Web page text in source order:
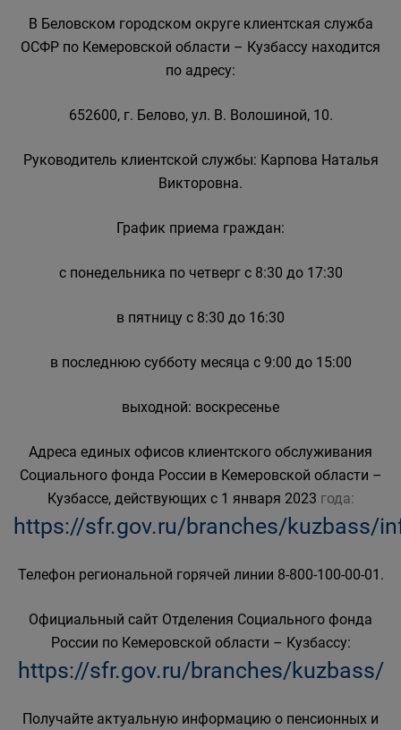
В Беловском городском округе клиентская служба
ОСФР по Кемеровской области – Кузбассу находится
по адресу:
652600, г. Белово, ул. В. Волошиной, 10.
Руководитель клиентской службы: Карпова Наталья
Викторовна.
График приема граждан:
с понедельника по четверг с 8:30 до 17:30
в пятницу с 8:30 до 16:30
в последнюю субботу месяца с 9:00 до 15:00
выходной: воскресенье
Адреса единых офисов клиентского обслуживания
Социального фонда России в Кемеровской области –
Кузбассе, действующих с 1 января 2023 года:
https://sfr.gov.ru/branches/kuzbass/
Телефон региональной горячей линии 8-800-100-00-01.
Официальный сайт Отделения Социального фонда
России по Кемеровской области – Кузбассу:
https://sfr.gov.ru/branches/kuzbass/
Получайте актуальную информацию о пенсионных и